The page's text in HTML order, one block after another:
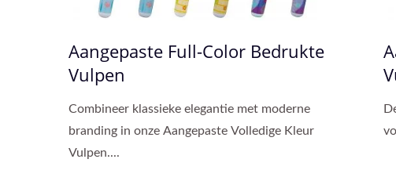
Aangepaste Full-Color Bedrukte
Vulpen
Combineer klassieke elegantie met moderne
branding in onze Aangepaste Volledige Kleur
Vulpen....